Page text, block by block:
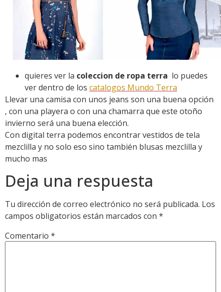
quieres ver la coleccion de ropa terra lo puedes
ver dentro de los catalogos Mundo Terra
Llevar una camisa con unos jeans son una buena opción
, con una playera o con una chamarra que este otoño
invierno será una buena elección.
Con digital terra podemos encontrar vestidos de tela
mezclilla y no solo eso sino también blusas mezclilla y
mucho mas
Deja una respuesta
Tu dirección de correo electrónico no será publicada. Los
campos obligatorios están marcados con *
Comentario *